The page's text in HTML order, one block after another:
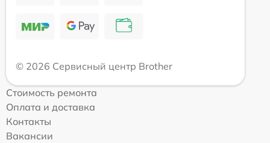
© 2026 Сервисный центр Brother
Стоимость ремонта
Оплата и доставка
Контакты
Вакансии